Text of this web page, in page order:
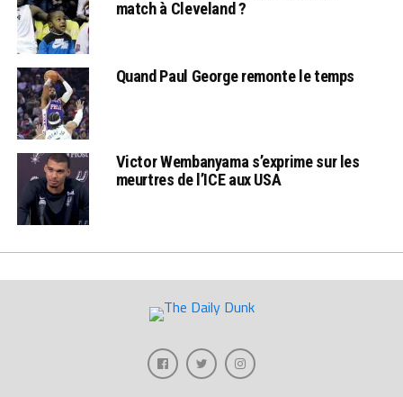
match à Cleveland ?
Quand Paul George remonte le temps
Victor Wembanyama s’exprime sur les
meurtres de l’ICE aux USA